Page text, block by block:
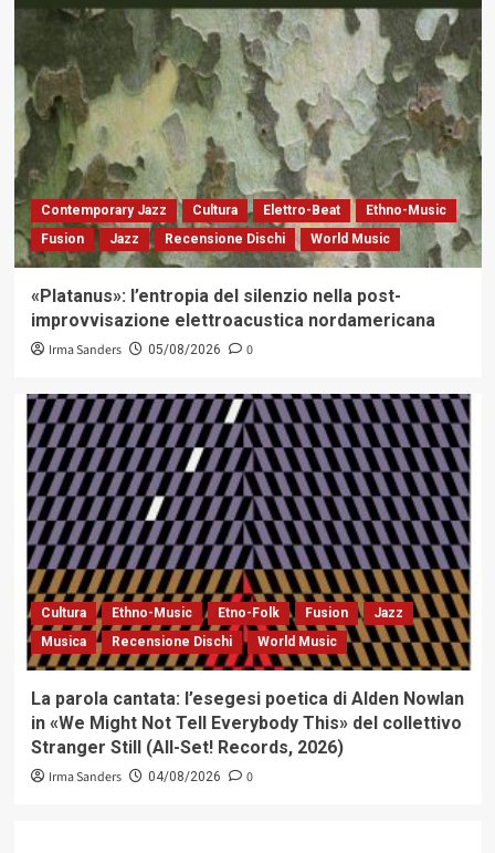
Contemporary Jazz Cultura Elettro-Beat
Ethno-Music
Fusion
Jazz Recensione Dischi World Music
«Platanus»: l’entropia del silenzio nella post-
improvvisazione elettroacustica nordamericana
Irma Sanders 05/08/2026 0
Cultura Ethno-Music Etno-Folk Fusion
Jazz
Musica
Recensione Dischi World Music
La parola cantata: l’esegesi poetica di Alden Nowlan
in «We Might Not Tell Everybody This» del collettivo
Stranger Still (All-Set! Records, 2026)
Irma Sanders 04/08/2026 0